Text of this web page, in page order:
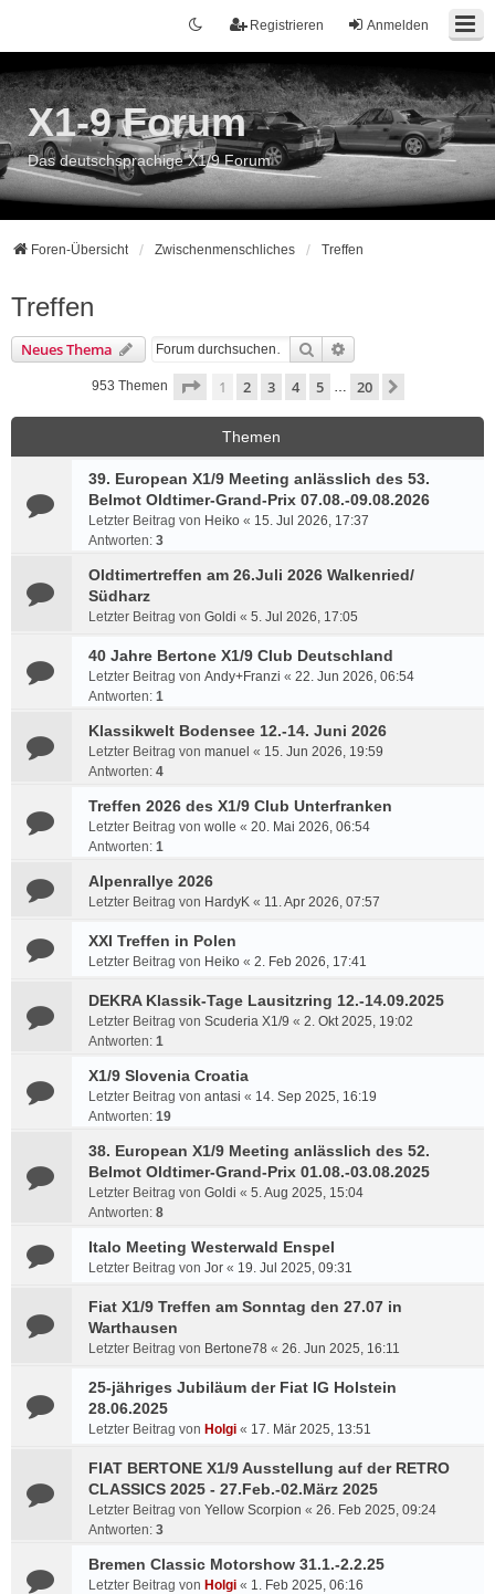
Anmelden
Registrieren
X1-9 Forum
Das deutschsprachige X1/9 Forum
Foren-Übersicht Zwischenmenschliches Treffen
Treffen
Neues Thema Suche
953 Themen Seite 1von 20
1 2 3 4 5 … 20
Themen
39. European X1/9 Meeting anlässlich des 53.
Belmot Oldtimer-Grand-Prix 07.08.-09.08.2026
Letzter Beitrag von Heiko « 15. Jul 2026, 17:37
Antworten: 3
Oldtimertreffen am 26.Juli 2026 Walkenried/
Südharz
Letzter Beitrag von Goldi « 5. Jul 2026, 17:05
40 Jahre Bertone X1/9 Club Deutschland
Letzter Beitrag von Andy+Franzi « 22. Jun 2026, 06:54
Antworten: 1
Klassikwelt Bodensee 12.-14. Juni 2026
Letzter Beitrag von manuel « 15. Jun 2026, 19:59
Antworten: 4
Treffen 2026 des X1/9 Club Unterfranken
Letzter Beitrag von wolle « 20. Mai 2026, 06:54
Antworten: 1
Alpenrallye 2026
Letzter Beitrag von HardyK « 11. Apr 2026, 07:57
XXI Treffen in Polen
Letzter Beitrag von Heiko « 2. Feb 2026, 17:41
DEKRA Klassik-Tage Lausitzring 12.-14.09.2025
Letzter Beitrag von Scuderia X1/9 « 2. Okt 2025, 19:02
Antworten: 1
X1/9 Slovenia Croatia
Letzter Beitrag von antasi « 14. Sep 2025, 16:19
Antworten: 19
38. European X1/9 Meeting anlässlich des 52.
Belmot Oldtimer-Grand-Prix 01.08.-03.08.2025
Letzter Beitrag von Goldi « 5. Aug 2025, 15:04
Antworten: 8
Italo Meeting Westerwald Enspel
Letzter Beitrag von Jor « 19. Jul 2025, 09:31
Fiat X1/9 Treffen am Sonntag den 27.07 in
Warthausen
Letzter Beitrag von Bertone78 « 26. Jun 2025, 16:11
25-jähriges Jubiläum der Fiat IG Holstein
28.06.2025
Letzter Beitrag von Holgi « 17. Mär 2025, 13:51
FIAT BERTONE X1/9 Ausstellung auf der RETRO
CLASSICS 2025 - 27.Feb.-02.März 2025
Letzter Beitrag von Yellow Scorpion « 26. Feb 2025, 09:24
Antworten: 3
Bremen Classic Motorshow 31.1.-2.2.25
Letzter Beitrag von Holgi « 1. Feb 2025, 06:16